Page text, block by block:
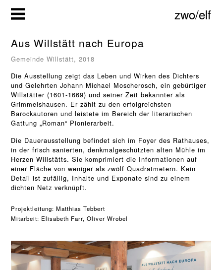
Zum
Inhalt
zwo/elf
Aus Willstätt nach Europa
Gemeinde Willstätt, 2018
Die Ausstellung zeigt das Leben und Wirken des Dichters
und Gelehrten Johann Michael Moscherosch, ein gebürtiger
Willstätter (1601-1669) und seiner Zeit bekannter als
Grimmelshausen. Er zählt zu den erfolgreichsten
Barockautoren und leistete im Bereich der literarischen
Gattung „Roman“ Pionierarbeit.
Die Dauerausstellung befindet sich im Foyer des Rathauses,
in der frisch sanierten, denkmalgeschützten alten Mühle im
Herzen Willstätts. Sie komprimiert die Informationen auf
einer Fläche von weniger als zwölf Quadratmetern. Kein
Detail ist zufällig, Inhalte und Exponate sind zu einem
dichten Netz verknüpft.
Projektleitung: